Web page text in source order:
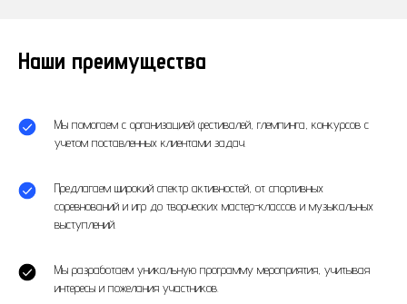
Наши преимущества
Мы помогаем с организацией фестивалей, глемпинга, конкурсов с
учетом поставленных клиентами задач.
Предлагаем широкий спектр активностей, от спортивных
соревнований и игр до творческих мастер-классов и музыкальных
выступлений.
Мы разработаем уникальную программу мероприятия, учитывая
интересы и пожелания участников.